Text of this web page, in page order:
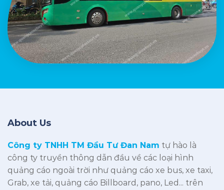
About Us
Công ty TNHH TM Đầu Tư Đan Nam tự hào là
công ty truyền thông dẫn đầu về các loại hình
quảng cáo ngoài trời như quảng cáo xe bus, xe taxi,
Grab, xe tải, quảng cáo Billboard, pano, Led... trên